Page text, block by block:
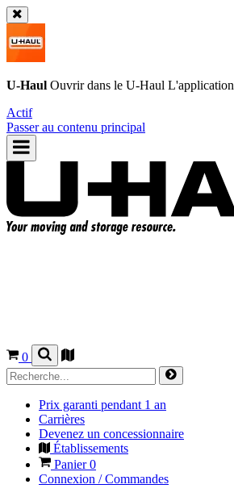
U-Haul Ouvrir dans le U-Haul L'application
Actif
Passer au contenu principal
0
Prix garanti pendant 1 an
Carrières
Devenez un concessionnaire
Établissements
Panier0
Connexion / Commandes